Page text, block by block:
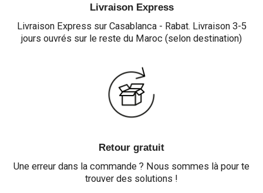
Livraison Express
Livraison Express sur Casablanca - Rabat. Livraison 3-5
jours ouvrés sur le reste du Maroc (selon destination)
Retour gratuit
Une erreur dans la commande ? Nous sommes là pour te
trouver des solutions !